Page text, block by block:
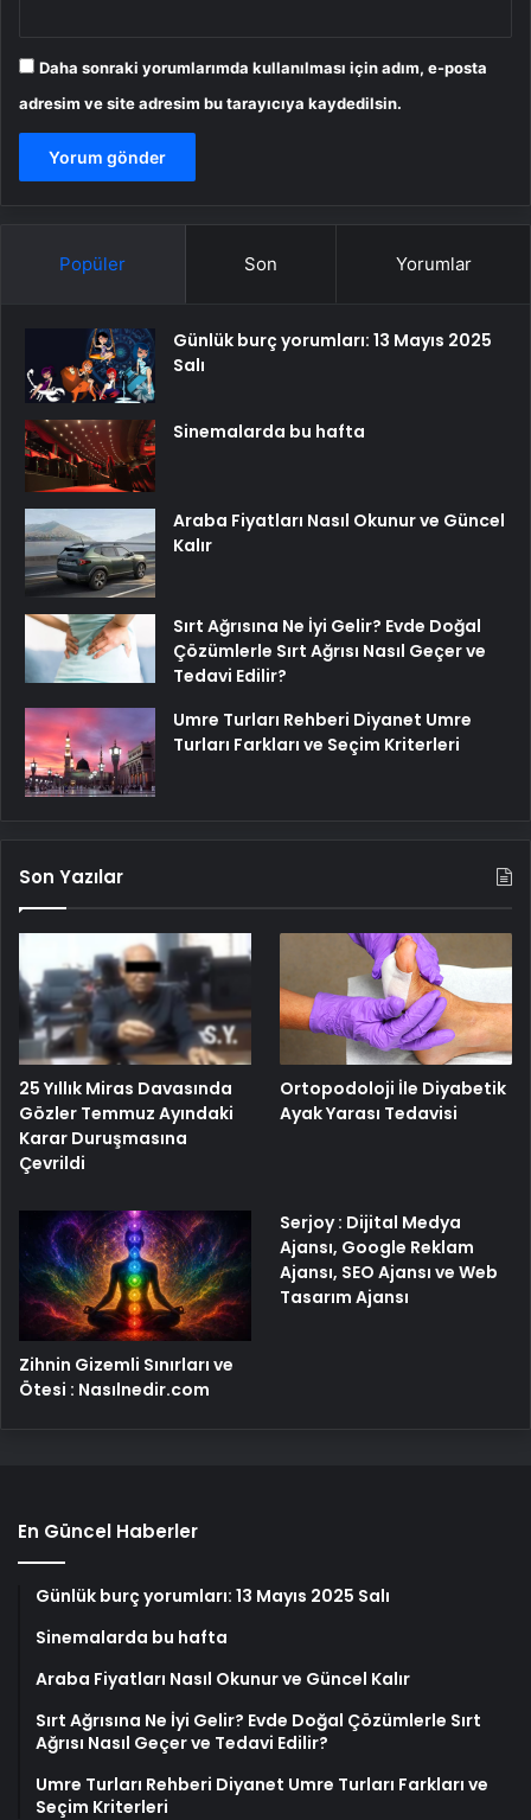
Daha sonraki yorumlarımda kullanılması için adım, e-posta
adresim ve site adresim bu tarayıcıya kaydedilsin.
Popüler Son Yorumlar
Günlük burç yorumları: 13 Mayıs 2025
Salı
Sinemalarda bu hafta
Araba Fiyatları Nasıl Okunur ve Güncel
Kalır
Sırt Ağrısına Ne İyi Gelir? Evde Doğal
Çözümlerle Sırt Ağrısı Nasıl Geçer ve
Tedavi Edilir?
Umre Turları Rehberi Diyanet Umre
Turları Farkları ve Seçim Kriterleri
Son Yazılar
25 Yıllık Miras Davasında
Gözler Temmuz Ayındaki
Karar Duruşmasına
Çevrildi
Ortopodoloji İle Diyabetik
Ayak Yarası Tedavisi
Zihnin Gizemli Sınırları ve
Ötesi : Nasılnedir.com
Serjoy : Dijital Medya
Ajansı, Google Reklam
Ajansı, SEO Ajansı ve Web
Tasarım Ajansı
En Güncel Haberler
Günlük burç yorumları: 13 Mayıs 2025 Salı
Sinemalarda bu hafta
Araba Fiyatları Nasıl Okunur ve Güncel Kalır
Sırt Ağrısına Ne İyi Gelir? Evde Doğal Çözümlerle Sırt
Ağrısı Nasıl Geçer ve Tedavi Edilir?
Umre Turları Rehberi Diyanet Umre Turları Farkları ve
Seçim Kriterleri